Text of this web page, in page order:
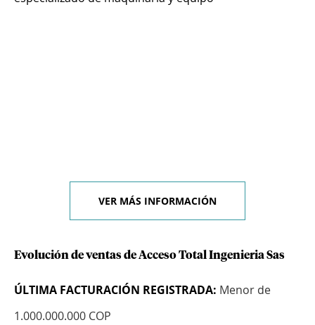
VER MÁS INFORMACIÓN
Evolución de ventas de Acceso Total Ingenieria Sas
ÚLTIMA FACTURACIÓN REGISTRADA: Menor de
1.000.000.000 COP